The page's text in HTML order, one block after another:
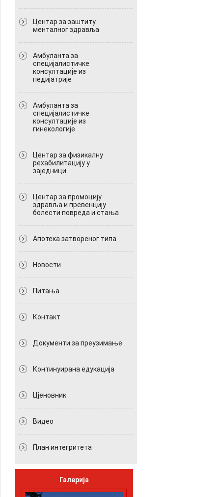
Центар за заштиту
менталног здравља
Амбуланта за
специјалистичке
консултације из
педијатрије
Амбуланта за
специјалистичке
консултације из
гинекологије
Центар за физикалну
рехабилитацију у
заједници
Центар за промоцију
здравља и превенцију
болести повреда и стања
Апотека затвореног типа
Новости
Питања
Контакт
Документи за преузимање
Континуирана едукација
Цјеновник
Видео
План интегритета
Галерија